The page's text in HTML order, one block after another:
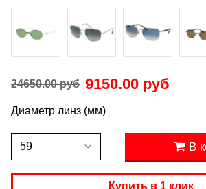
24650.00 руб 9150.00 руб
Диаметр линз (мм)
В
Купить в 1 клик